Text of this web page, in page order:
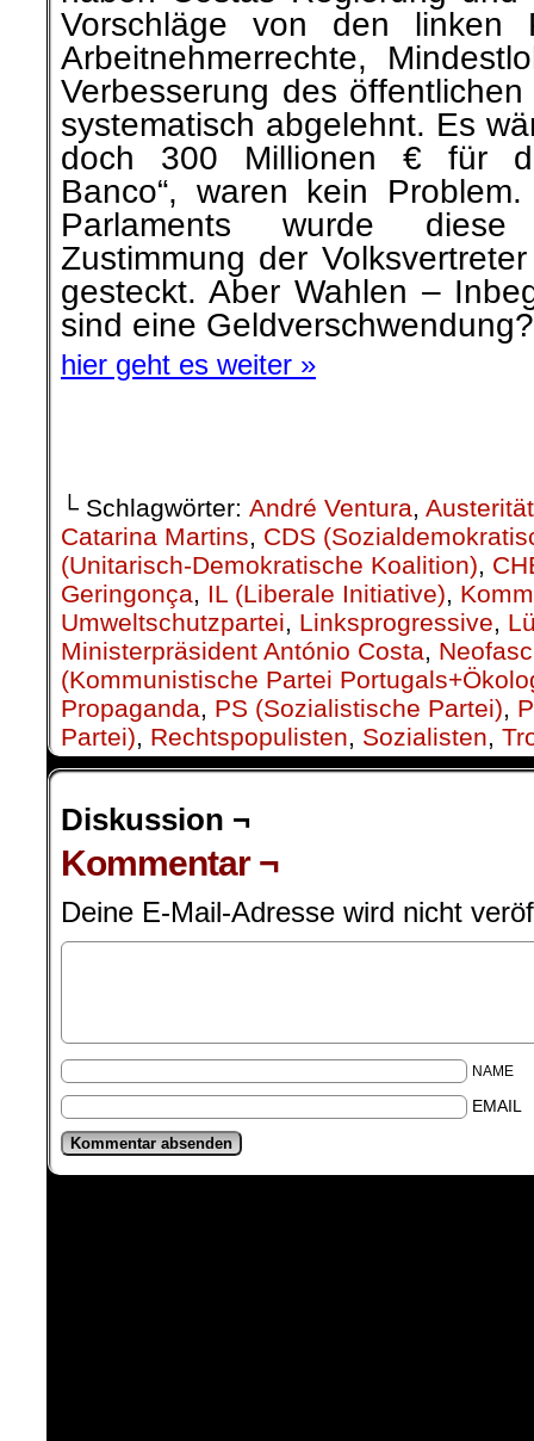
Vorschläge von den linken
Arbeitnehmerrechte,
Verbesserung des
systematisch abgelehnt. Es
doch 300 Millionen € für
Banco“, waren kein
Parlaments wurde diese
Zustimmung der
gesteckt. Aber Wahlen –
sind eine Geldverschwendung?
hier geht es weiter »
└ Schlagwörter: André Ventura,
Catarina Martins, CDS
(Unitarisch-Demokratische Koalition),
Geringonça, IL (Liberale Initiative),
Umweltschutzpartei, Linksprogressive,
Ministerpräsident António Costa,
(Kommunistische Partei
Propaganda, PS (Sozialistische Partei),
Partei), Rechtspopulisten, Sozialisten,
Diskussion ¬
Kommentar ¬
Deine E-Mail-Adresse wird nicht
NAME
EMAIL